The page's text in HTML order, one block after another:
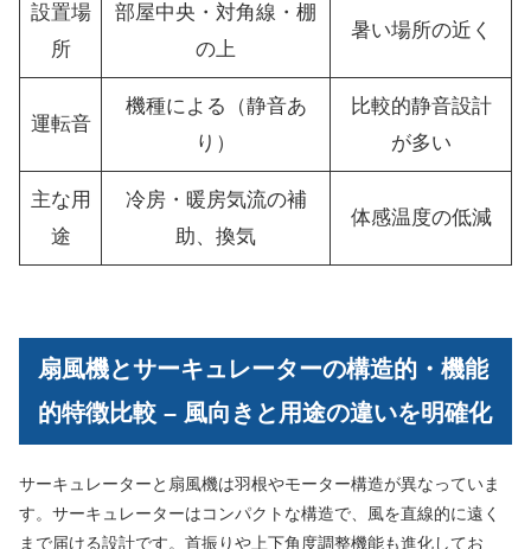
設置場
所
部屋中央・対角線・棚
の上
暑い場所の近く
運転音
機種による（静音あ
り）
比較的静音設計
が多い
主な用
途
冷房・暖房気流の補
助、換気
体感温度の低減
扇風機とサーキュレーターの構造的・機能
的特徴比較 – 風向きと用途の違いを明確化
サーキュレーターと扇風機は羽根やモーター構造が異なっていま
す。サーキュレーターはコンパクトな構造で、風を直線的に遠く
まで届ける設計です。首振りや上下角度調整機能も進化してお